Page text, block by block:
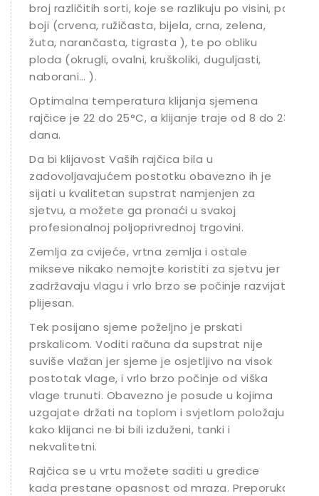
broj različitih sorti, koje se razlikuju po visini, po
boji (crvena, ružičasta, bijela, crna, zelena,
žuta, narančasta, tigrasta ), te po obliku
ploda (okrugli, ovalni, kruškoliki, duguljasti,
naborani… ).
Optimalna temperatura klijanja sjemena
rajčice je 22 do 25°C, a klijanje traje od 8 do 23
dana.
Da bi klijavost Vaših rajčica bila u
zadovoljavajućem postotku obavezno ih je
sijati u kvalitetan supstrat namjenjen za
sjetvu, a možete ga pronaći u svakoj
profesionalnoj poljoprivrednoj trgovini.
Zemlja za cvijeće, vrtna zemlja i ostale
mikseve nikako nemojte koristiti za sjetvu jer
zadržavaju vlagu i vrlo brzo se počinje razvijati
plijesan.
Tek posijano sjeme poželjno je prskati
prskalicom. Voditi računa da supstrat nije
suviše vlažan jer sjeme je osjetljivo na visok
postotak vlage, i vrlo brzo počinje od viška
vlage trunuti. Obavezno je posude u kojima
uzgajate držati na toplom i svjetlom položaju
kako klijanci ne bi bili izduženi, tanki i
nekvalitetni.
Rajčica se u vrtu možete saditi u gredice
kada prestane opasnost od mraza. Preporuka